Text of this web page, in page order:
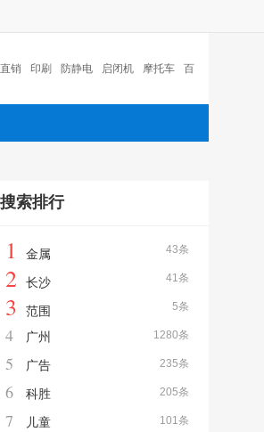
销 印刷 防静电 启闭机 摩托车 百
体验桌 扑克
搜索排行
43条
1 金属
41条
2 长沙
5条
3 范围
1280条
4 广州
235条
5 广告
205条
6 科胜
101条
7 儿童